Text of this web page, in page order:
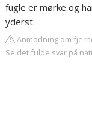
fugle er mørke og
yderst.
Anmodning om
Se det fulde svar på